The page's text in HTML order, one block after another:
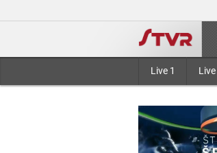
Live 1 Live